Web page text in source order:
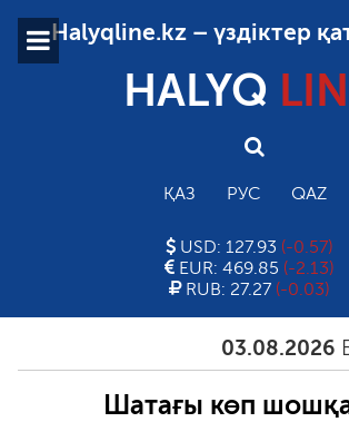
Halyqline.kz – үздіктер
HALYQ
ҚАЗ РУС QAZ
USD: 127.93 (-0.57)
EUR: 469.85 (-2.13)
RUB: 27.27 (-0.03)
03.08.2026 Біз
Шатағы көп шошқа